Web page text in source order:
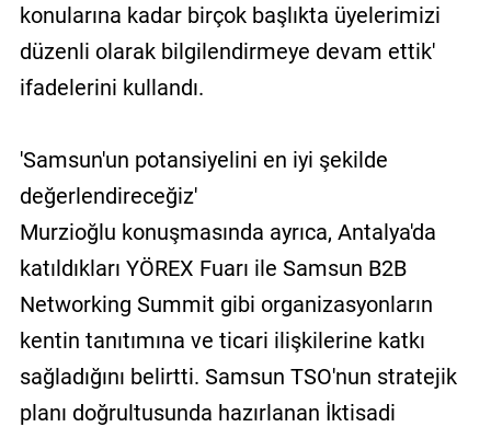
konularına kadar birçok başlıkta üyelerimizi
düzenli olarak bilgilendirmeye devam ettik'
ifadelerini kullandı.
'Samsun'un potansiyelini en iyi şekilde
değerlendireceğiz'
Murzioğlu konuşmasında ayrıca, Antalya'da
katıldıkları YÖREX Fuarı ile Samsun B2B
Networking Summit gibi organizasyonların
kentin tanıtımına ve ticari ilişkilerine katkı
sağladığını belirtti. Samsun TSO'nun stratejik
planı doğrultusunda hazırlanan İktisadi